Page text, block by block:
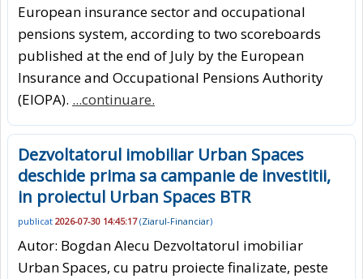
European insurance sector and occupational
pensions system, according to two scoreboards
published at the end of July by the European
Insurance and Occupational Pensions Authority
(EIOPA). ...continuare.
Dezvoltatorul imobiliar Urban Spaces
deschide prima sa campanie de investitii,
in proiectul Urban Spaces BTR
publicat 2026-07-30 14:45:17(Ziarul-Financiar)
Autor: Bogdan Alecu Dezvoltatorul imobiliar
Urban Spaces, cu patru proiecte finalizate, peste